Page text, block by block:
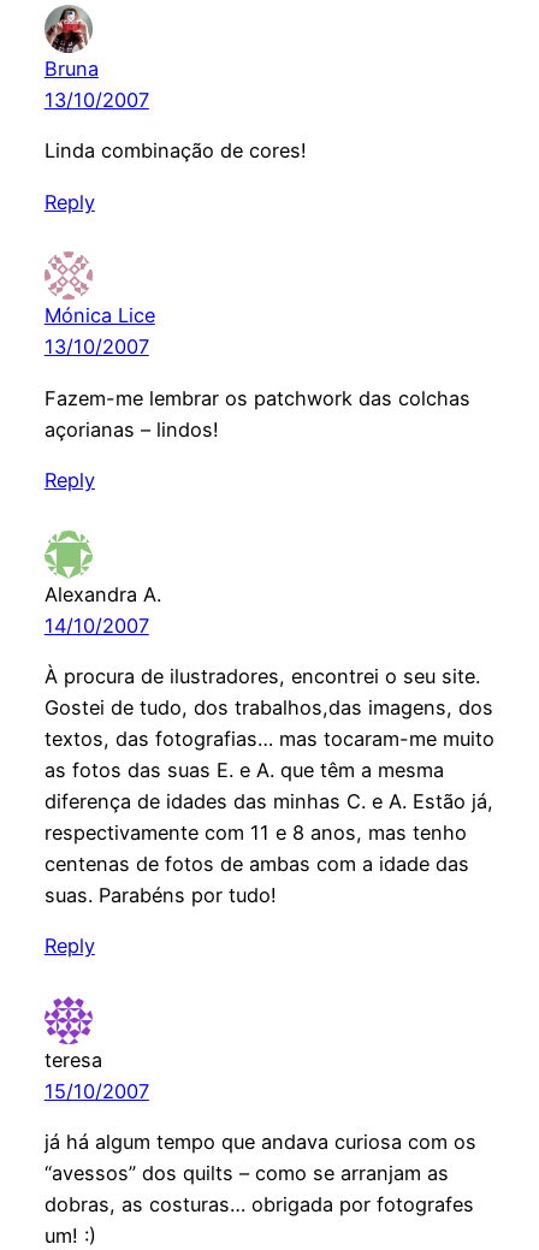
Bruna
13/10/2007
Linda combinação de cores!
Reply
Mónica Lice
13/10/2007
Fazem-me lembrar os patchwork das colchas
açorianas – lindos!
Reply
Alexandra A.
14/10/2007
À procura de ilustradores, encontrei o seu site.
Gostei de tudo, dos trabalhos,das imagens, dos
textos, das fotografias… mas tocaram-me muito
as fotos das suas E. e A. que têm a mesma
diferença de idades das minhas C. e A. Estão já,
respectivamente com 11 e 8 anos, mas tenho
centenas de fotos de ambas com a idade das
suas. Parabéns por tudo!
Reply
teresa
15/10/2007
já há algum tempo que andava curiosa com os
“avessos” dos quilts – como se arranjam as
dobras, as costuras… obrigada por fotografes
um! :)